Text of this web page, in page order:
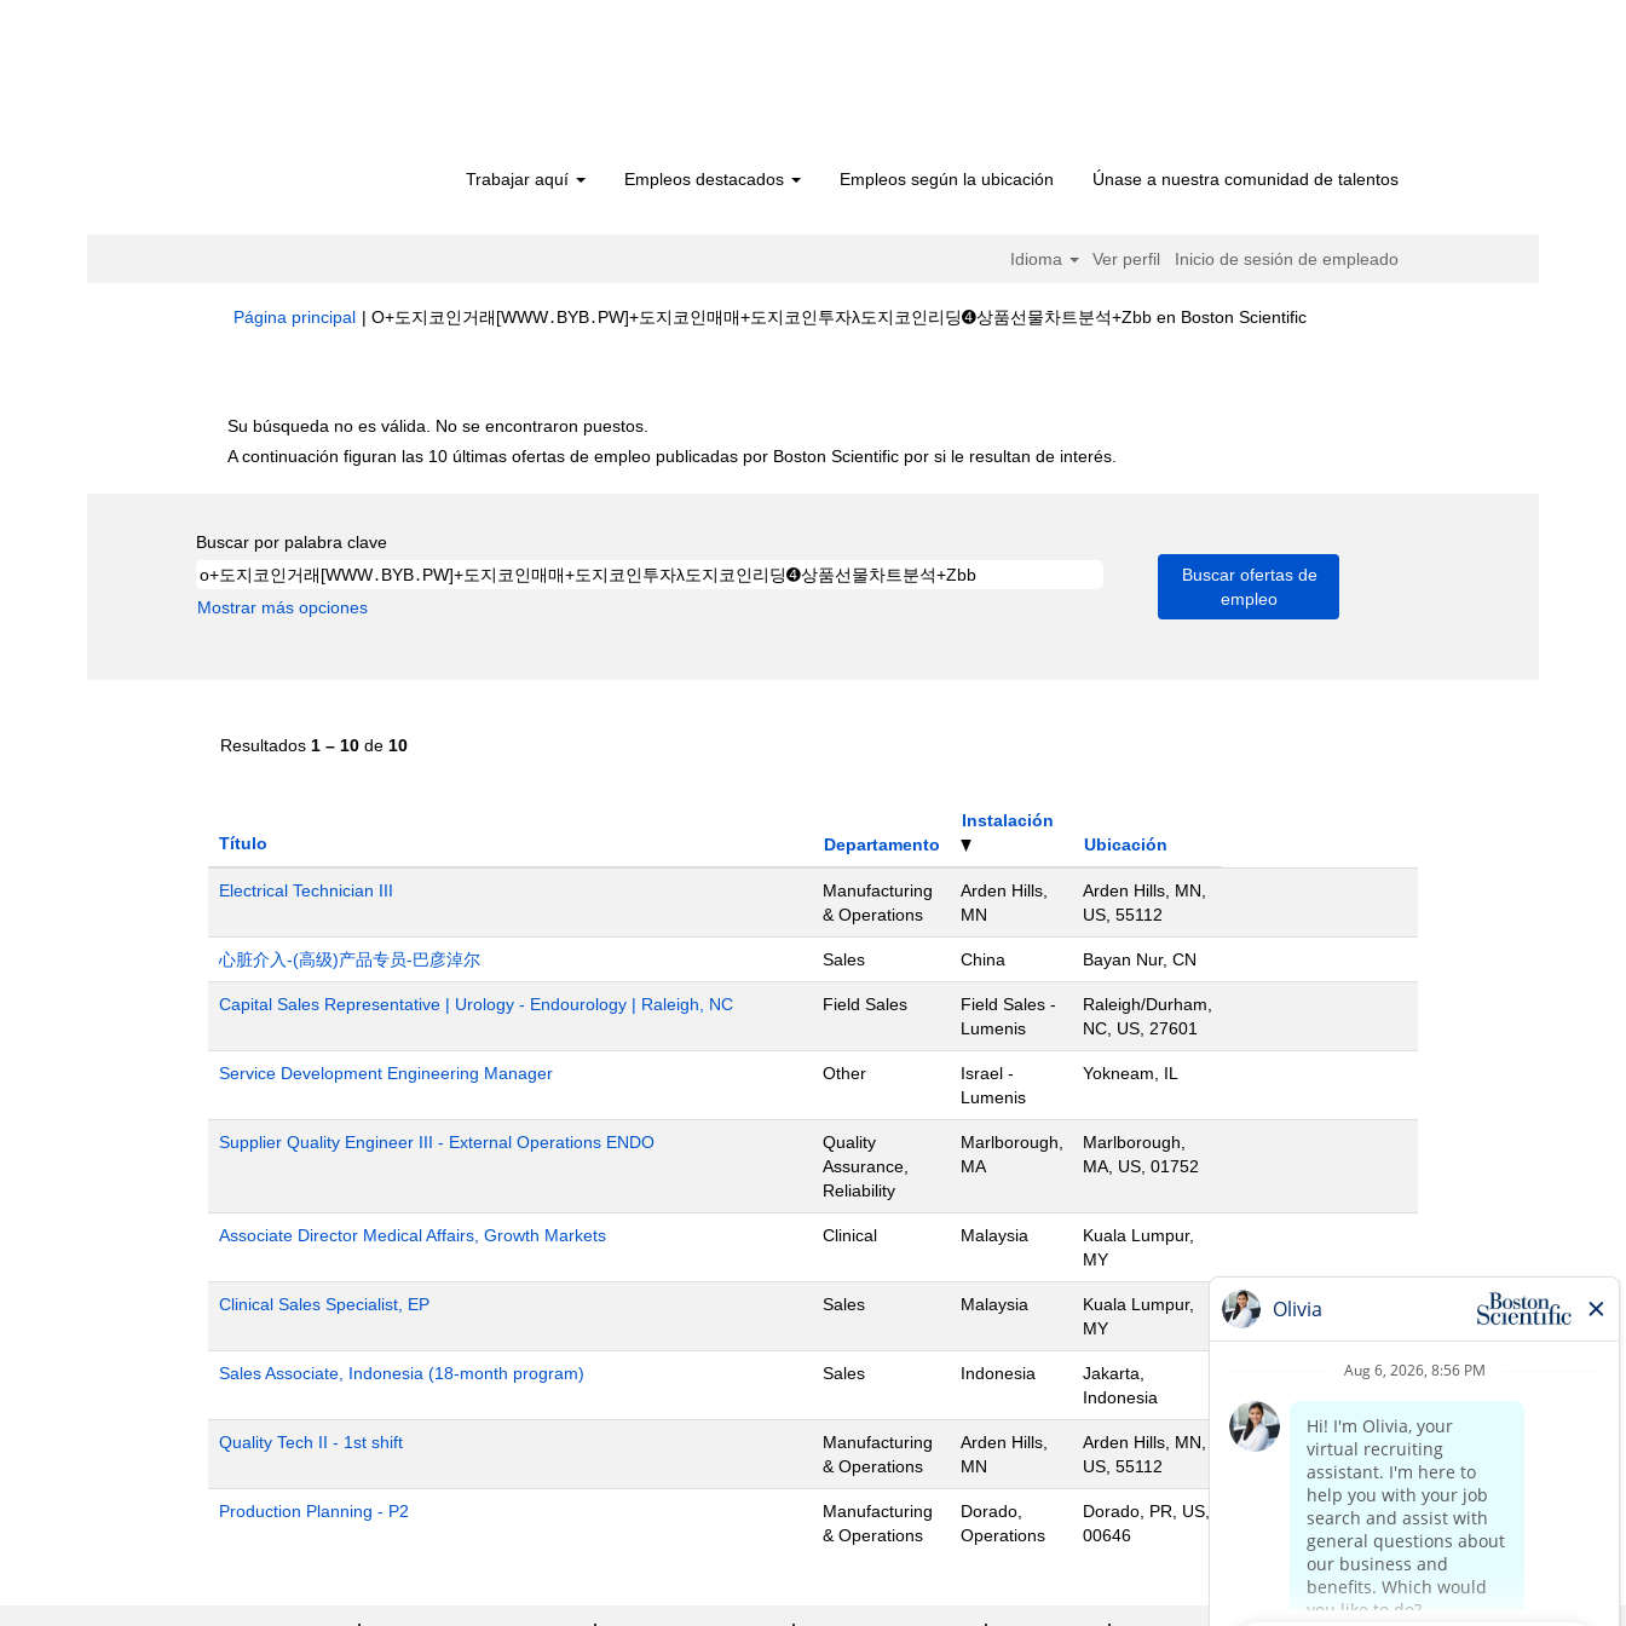
Trabajar aquí Empleos destacados Empleos según la ubicación Únase a nuestra comunidad de talentos
Idioma Ver perfil Inicio de sesión de empleado
Página principal | O+도지코인거래[WWW․BYB․PW]+도지코인매매+도지코인투자λ도지코인리딩➍상품선물차트분석+Zbb en Boston Scientific(página
Su búsqueda no es válida. No se encontraron puestos.
A continuación figuran las 10 últimas ofertas de empleo publicadas por Boston Scientific por si le resultan de interés.
Buscar por palabra clave
Mostrar más opciones
Resultados 1 – 10 de 10
Título Departamento
Instalación
Ubicación
Electrical Technician III
Manufacturing
& Operations
Arden Hills,
MN
Arden Hills, MN,
US, 55112
心脏介入-(高级)产品专员-巴彦淖尔 Sales China Bayan Nur, CN
Capital Sales Representative | Urology - Endourology | Raleigh, NC Field Sales
Field Sales -
Lumenis
Raleigh/Durham,
NC, US, 27601
Service Development Engineering Manager Other
Israel -
Lumenis
Yokneam, IL
Supplier Quality Engineer III - External Operations ENDO
Quality
Assurance,
Reliability
Marlborough,
MA
Marlborough,
MA, US, 01752
Associate Director Medical Affairs, Growth Markets Clinical Malaysia
Kuala Lumpur,
MY
Clinical Sales Specialist, EP Sales Malaysia
Kuala Lumpur,
MY
Sales Associate, Indonesia (18-month program) Sales Indonesia
Jakarta,
Indonesia
Quality Tech II - 1st shift
Manufacturing
& Operations
Arden Hills,
MN
Arden Hills, MN,
US, 55112
Production Planning - P2
Manufacturing
& Operations
Dorado,
Operations
Dorado, PR, US,
00646